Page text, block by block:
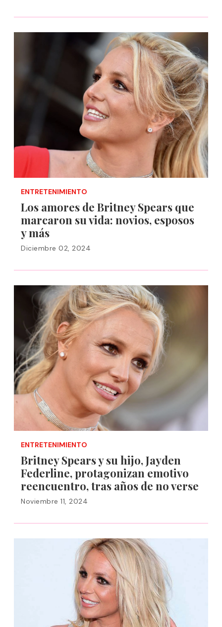
ENTRETENIMIENTO
Los amores de Britney Spears que
marcaron su vida: novios, esposos
y más
Diciembre 02, 2024
ENTRETENIMIENTO
Britney Spears y su hijo, Jayden
Federline, protagonizan emotivo
reencuentro, tras años de no verse
Noviembre 11, 2024